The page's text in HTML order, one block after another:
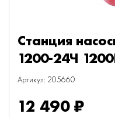
Станция
1200-24Ч
Артикул: 205660
12 490 ₽